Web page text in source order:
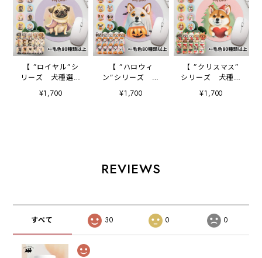
【 ”ロイヤル”シ
リーズ 犬種選べ
る マウスパッド
】 パステルカラ
¥1,700
【 ”ハロウィ
ン”シリーズ 犬
種選べる マウスパ
ッド 】 パステル
¥1,700
【 ”クリスマス”
シリーズ 犬種選
べる マウスパッド
】 パステルカラ
¥1,700
REVIEWS
すべて 30 0 0